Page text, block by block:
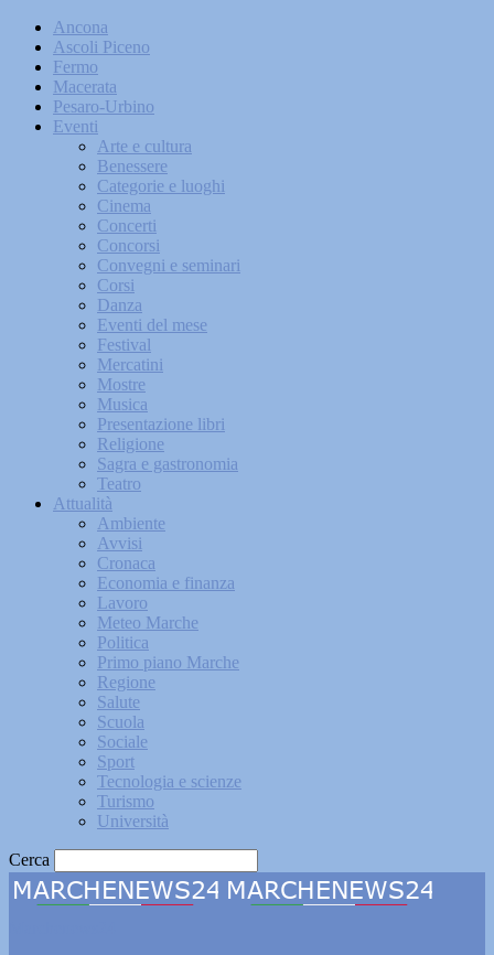
Ancona
Ascoli Piceno
Fermo
Macerata
Pesaro-Urbino
Eventi
Arte e cultura
Benessere
Categorie e luoghi
Cinema
Concerti
Concorsi
Convegni e seminari
Corsi
Danza
Eventi del mese
Festival
Mercatini
Mostre
Musica
Presentazione libri
Religione
Sagra e gastronomia
Teatro
Attualità
Ambiente
Avvisi
Cronaca
Economia e finanza
Lavoro
Meteo Marche
Politica
Primo piano Marche
Regione
Salute
Scuola
Sociale
Sport
Tecnologia e scienze
Turismo
Università
Cerca